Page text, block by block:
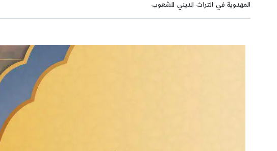
المهدوية في التراث الديني للشعوب